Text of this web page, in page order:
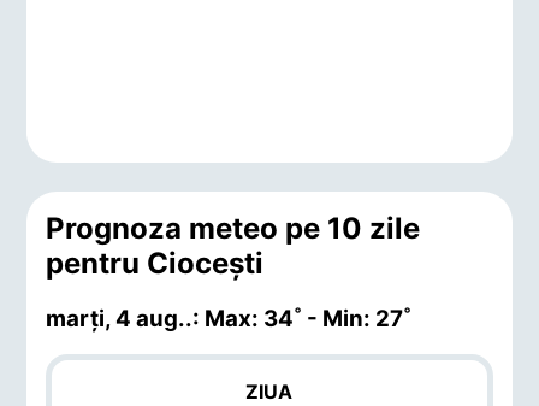
Prognoza meteo pe 10 zile
pentru Cioceşti
marți, 4 aug..: Max: 34˚ - Min: 27˚
ZIUA